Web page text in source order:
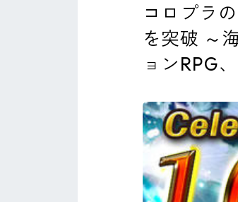
コロプラ
を突破 ～
ョンRPG